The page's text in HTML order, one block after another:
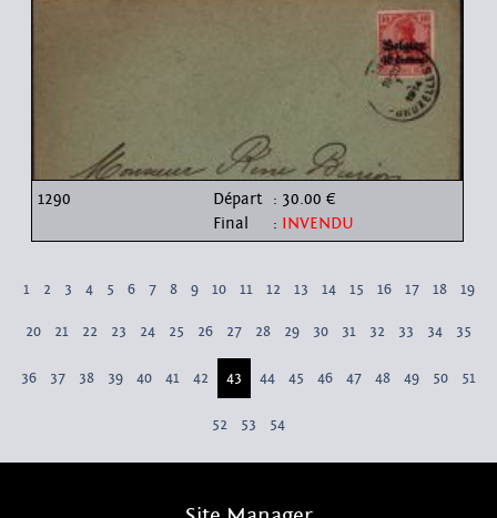
1290 Départ : 30.00 €
Final
: INVENDU
1 2 3 4 5 6 7 8 9 10 11 12 13 14 15 16 17 18 19
20 21 22 23 24 25 26 27 28 29 30 31 32 33 34 35
36 37 38 39 40 41 42 43 44 45 46 47 48 49 50 51
52 53 54